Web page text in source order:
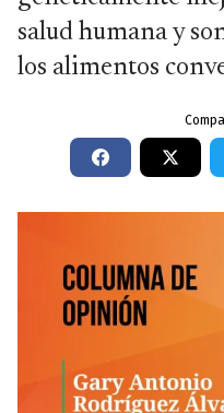
salud humana y
los alimentos